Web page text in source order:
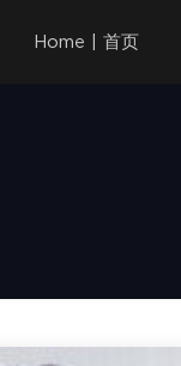
Home | 首页